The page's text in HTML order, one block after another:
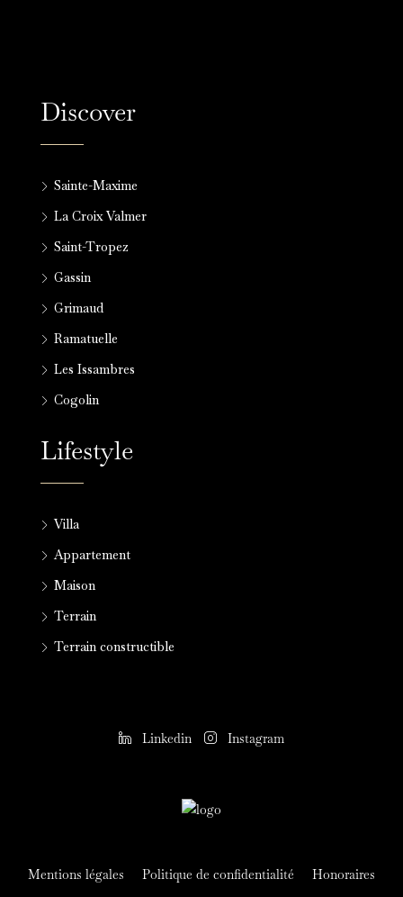
Discover
Sainte-Maxime
La Croix Valmer
Saint-Tropez
Gassin
Grimaud
Ramatuelle
Les Issambres
Cogolin
Lifestyle
Villa
Appartement
Maison
Terrain
Terrain constructible
Linkedin Instagram
Mentions légales Politique de confidentialité
Honoraires